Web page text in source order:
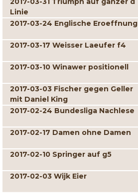
Linie
2017-03-24 Englische Eroeffnung
2017-03-17 Weisser Laeufer f4
2017-03-10 Winawer positionell
2017-03-03 Fischer gegen Geller
mit Daniel King
2017-02-24 Bundesliga Nachlese
2017-02-17 Damen ohne Damen
2017-02-10 Springer auf g5
2017-02-03 Wijk Eier